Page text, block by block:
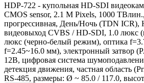
HDP-722 - купольная HD-SDI
CMOS sensor, 2.1 M Pixels, 1000
прогрессивная, День/Ночь (TDN ICR),
видеовыход CVBS / HD-SDI, 1.0 люкс
люкс (черно-белый режим), оптика
f=2.45~16.0 мм), электронный затвор
12B, цифровая система
детекция движения, частная область
RS-485, размеры: Ø ~ 85.0 / 117.0,